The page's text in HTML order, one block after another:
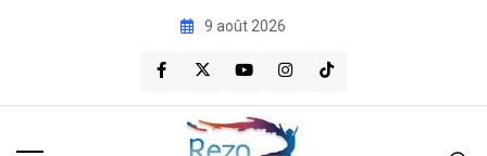
9 août 2026